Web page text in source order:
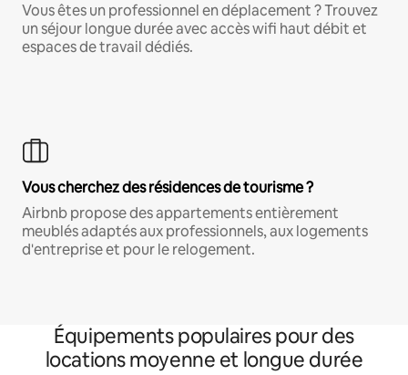
Vous êtes un professionnel en déplacement ? Trouvez
un séjour longue durée avec accès wifi haut débit et
espaces de travail dédiés.
Vous cherchez des résidences de tourisme ?
Airbnb propose des appartements entièrement
meublés adaptés aux professionnels, aux logements
d'entreprise et pour le relogement.
Équipements populaires pour des
locations moyenne et longue durée